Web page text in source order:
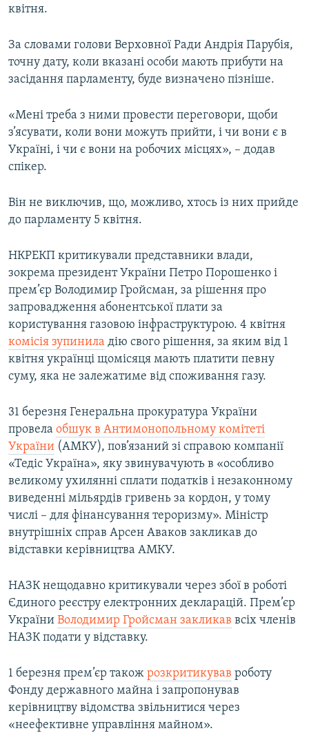
Усі сайти RFE/RL
квітня.
За словами голови Верховної Ради Андрія Парубія,
точну дату, коли вказані особи мають прибути на
засідання парламенту, буде визначено пізніше.
«Мені треба з ними провести переговори, щоби
з’ясувати, коли вони можуть прийти, і чи вони є в
Україні, і чи є вони на робочих місцях», – додав
спікер.
Він не виключив, що, можливо, хтось із них прийде
до парламенту 5 квітня.
НКРЕКП критикували представники влади,
зокрема президент України Петро Порошенко і
прем’єр Володимир Гройсман, за рішення про
запровадження абонентської плати за
користування газовою інфраструктурою. 4 квітня
комісія зупинила дію свого рішення, за яким від 1
квітня українці щомісяця мають платити певну
суму, яка не залежатиме від споживання газу.
31 березня Генеральна прокуратура України
провела обшук в Антимонопольному комітеті
України (АМКУ), пов’язаний зі справою компанії
«Тедіс Україна», яку звинувачують в «особливо
великому ухилянні сплати податків і незаконному
виведенні мільярдів гривень за кордон, у тому
числі – для фінансування тероризму». Міністр
внутрішніх справ Арсен Аваков закликав до
відставки керівництва АМКУ.
НАЗК нещодавно критикували через збої в роботі
Єдиного реєстру електронних декларацій. Прем’єр
України Володимир Гройсман закликав всіх членів
НАЗК подати у відставку.
1 березня прем’єр також розкритикував роботу
Фонду державного майна і запропонував
керівництву відомства звільнитися через
«неефективне управління майном».